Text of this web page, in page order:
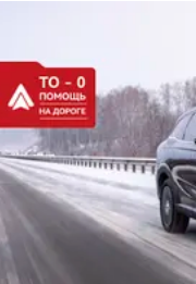
БЛАГОТВОРИТЕЛЬНОСТЬ
CHERY REMOTE
CHERY И СПОРТ
НАШИ МЕРОПРИЯТИЯ